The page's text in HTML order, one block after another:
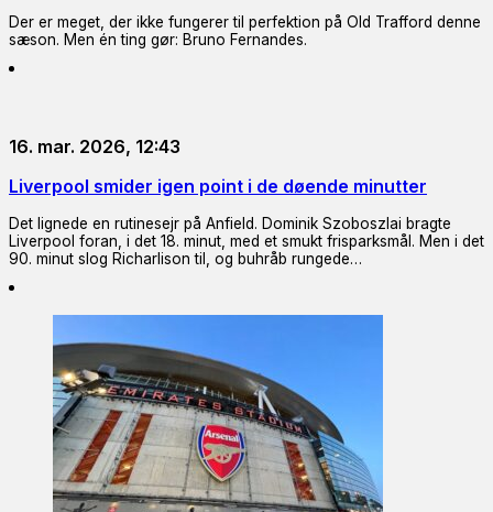
Der er meget, der ikke fungerer til perfektion på Old Trafford denne
sæson. Men én ting gør: Bruno Fernandes.
16. mar. 2026, 12:43
Liverpool smider igen point i de døende minutter
Det lignede en rutinesejr på Anfield. Dominik Szoboszlai bragte
Liverpool foran, i det 18. minut, med et smukt frisparksmål. Men i det
90. minut slog Richarlison til, og buhråb rungede…